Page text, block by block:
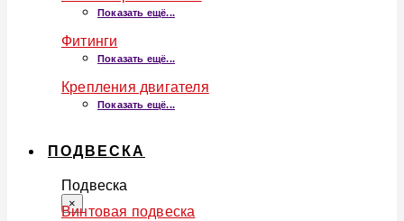
Показать ещё...
Фитинги
Показать ещё...
Крепления двигателя
Показать ещё...
ПОДВЕСКА
Подвеска
×
Винтовая подвеска